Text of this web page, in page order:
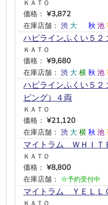
ＫＡＴＯ
価格： ¥3,872
在庫店舗： 渋 大 秋 池
ハピラインふくい５２
ＫＡＴＯ
価格： ¥9,680
在庫店舗： 渋 大 横 秋 池
ハピラインふくい５２
ピング）４両
ＫＡＴＯ
価格： ¥21,120
在庫店舗： 渋 大 横 秋 池
マイトラム ＷＨＩＴ
ＫＡＴＯ
価格： ¥8,800
在庫店舗：
※予約受付中
マイトラム ＹＥＬＬ